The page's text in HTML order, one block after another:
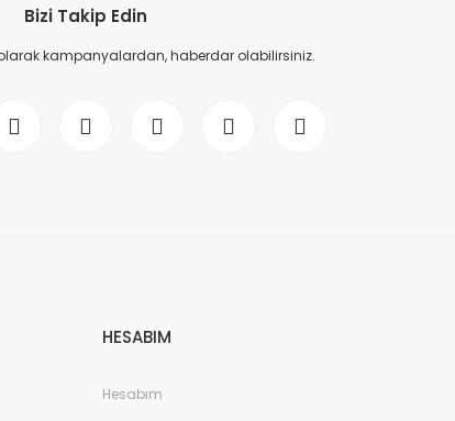
Bizi Takip Edin
kampanyalardan, haberdar olabilirsiniz.
HESABIM
Hesabım